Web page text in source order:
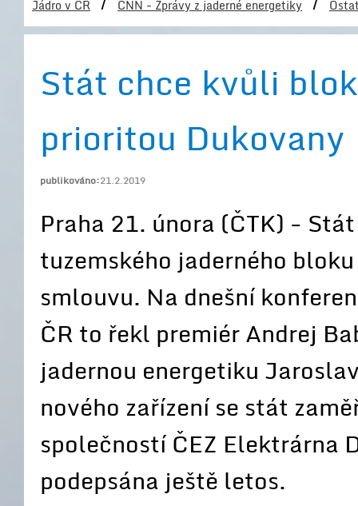
Jádro v ČR ČNN - Zprávy z jaderné energetiky
Stát chce kvůli
prioritou Dukovany
publikováno:21.2.2019
Praha 21. února (ČTK) -
tuzemského jaderného
smlouvu. Na dnešní
ČR to řekl premiér Andrej
jadernou energetiku
nového zařízení se stát
společností ČEZ
podepsána ještě letos.